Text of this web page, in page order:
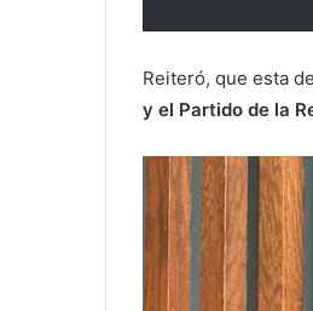
Reiteró, que esta
y el Partido de la